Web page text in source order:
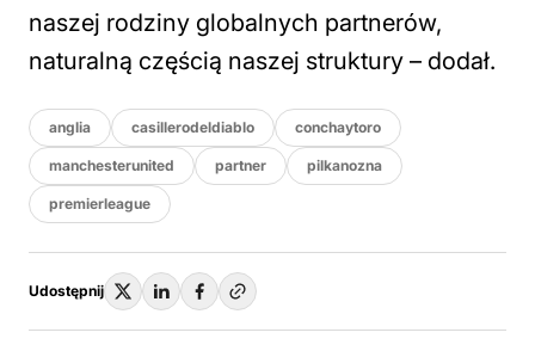
naszej rodziny globalnych partnerów,
naturalną częścią naszej struktury – dodał.
anglia casillerodeldiablo conchaytoro
manchesterunited partner pilkanozna
premierleague
Udostępnij